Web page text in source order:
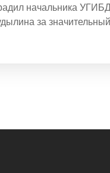
начальника
за
подчеркнула